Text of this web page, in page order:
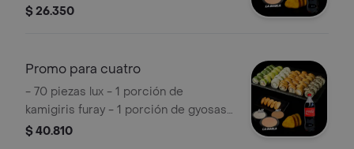
triología de salsas
$ 26.350
Promo para cuatro
- 70 piezas lux - 1 porción de
kamigiris furay - 1 porción de gyosas
pollo - 1 bebida de 1,5 lts - 1 trilogía de
$ 40.810